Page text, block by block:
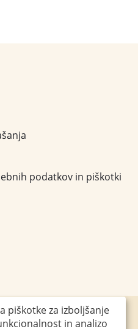
podatkov in piškotki
piškotke za izboljšanje
in analizo